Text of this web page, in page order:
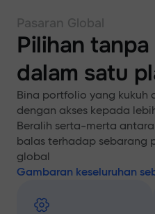
Pasaran Global
Pilihan
dalam satu
Bina portfolio yang kukuh
dengan akses kepada
Beralih serta-merta
balas terhadap sebarang
global
Gambaran keseluruhan